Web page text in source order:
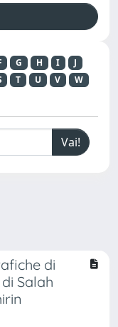
G H I
J
T U V
W
di
Salah